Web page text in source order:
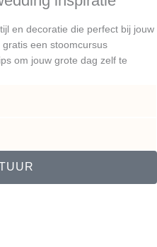
en decoratie die perfect bij jouw
een stoomcursus
om jouw grote dag zelf te